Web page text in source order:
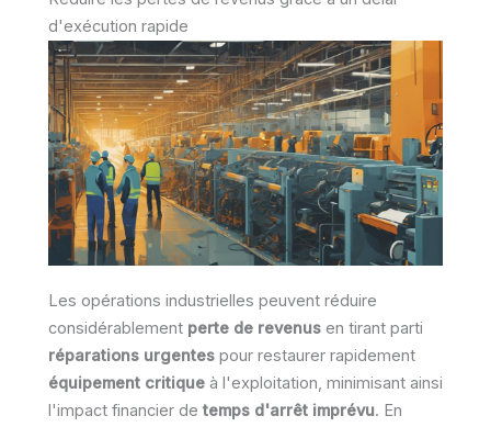
d'exécution rapide
Les opérations industrielles peuvent réduire
considérablement perte de revenus en tirant parti
réparations urgentes pour restaurer rapidement
équipement critique à l'exploitation, minimisant ainsi
l'impact financier de temps d'arrêt imprévu. En